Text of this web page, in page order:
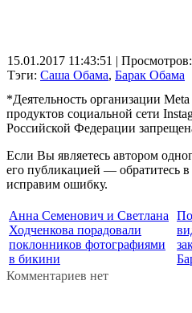
15.01.2017 11:43:51 |
Тэги: Саша Обама, Барак Обама
*Деятельность организации
продуктов социальной сети
Российской Федерации
Если Вы являетесь автором
его публикацией — обратитесь
исправим ошибку.
Анна Семенович и Светлана
Ходченкова порадовали
поклонников фотографиями
в бикини
Комментариев нет